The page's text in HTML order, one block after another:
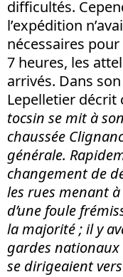
difficultés.
l’expédition
nécessaires
7 heures, les
arrivés. Dans son
Lepelletier décrit
tocsin se mit à
chaussée
générale.
changement de
les rues menant
d’une foule
la majorité ; il y
gardes
se dirigeaient